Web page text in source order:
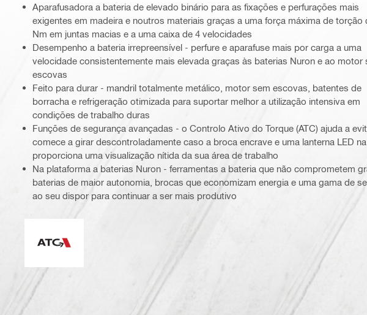
Aparafusadora a bateria de elevado binário para as fixações e perfurações mais
exigentes em madeira e noutros materiais graças a uma força máxima de torção
Nm em juntas macias e a uma caixa de 4 velocidades
Desempenho a bateria irrepreensível - perfure e aparafuse mais por carga a uma
velocidade consistentemente mais elevada graças às baterias Nuron e ao motor
escovas
Feito para durar - mandril totalmente metálico, motor sem escovas, batentes de
borracha e refrigeração otimizada para suportar melhor a utilização intensiva em
condições de trabalho duras
Funções de segurança avançadas - o Controlo Ativo do Torque (ATC) ajuda a
comece a girar descontroladamente caso a broca encrave e uma lanterna LED
proporciona uma visualização nítida da sua área de trabalho
Na plataforma a baterias Nuron - ferramentas a bateria que não comprometem
baterias de maior autonomia, brocas que economizam energia e uma gama de
ao seu dispor para continuar a ser mais produtivo